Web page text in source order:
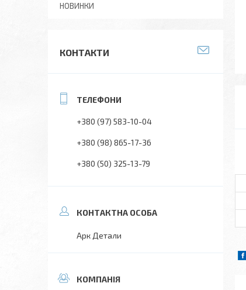
НОВИНКИ
КОНТАКТИ
+380 (97) 583-10-04
+380 (98) 865-17-36
+380 (50) 325-13-79
Арк Детали